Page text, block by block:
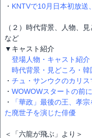
・ KNTVで10月日本初放送
（２）時代背景、人物、
など
▼キャスト紹介
登場人物・キャスト紹
時代背景・見どころ・
・ チュ・サンウクのカリス
・ WOWOWスタートの前
・
「華政」最後の王、孝
た廃世子を演じた俳優
＜「六龍が飛ぶ」より＞